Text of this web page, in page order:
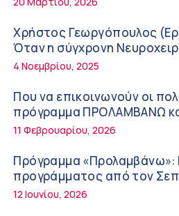
Σύσκεψη στον ΕΟΦ για την
της εφοδιαστικής
στη διάρκεια του
12:08 μμ
Μιχάλης Τάτσης, Insurance
Analyst, διευθυντής
Ανάπτυξης Ομίλου HHG
11:54 πμ
Kavita Patel: Ένα στα πέντε
φάρμακα φτάνει τελικά
9:21 πμ
Υπάρχει τελικά «δίαιτα
Χρήστος Γεωργόπουλος
Όταν η σύγχρονη
φόβο!
4 Νοεμβρίου, 2025
Που να επικοινωνούν οι
πρόγραμμα ΠΡΟΛΑΜΒΑΝΩ
παχυσαρκίας
11 Φεβρουαρίου, 2026
Πρόγραμμα
προγράμματος από τον
Δωρεάν προληπτικές
12 Ιουνίου, 2026